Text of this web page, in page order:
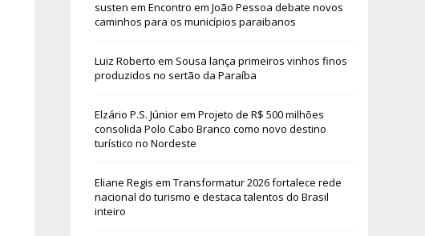
susten em Encontro em João Pessoa debate novos
caminhos para os municípios paraibanos
Luiz Roberto em Sousa lança primeiros vinhos finos
produzidos no sertão da Paraíba
Elzário P.S. Júniorem Projeto de R$ 500 milhões
consolida Polo Cabo Branco como novo destino
turístico no Nordeste
Eliane Regis em Transformatur 2026 fortalece rede
nacional do turismo e destaca talentos do Brasil
inteiro